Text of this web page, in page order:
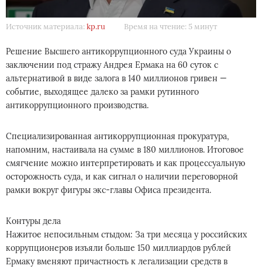
Источник материала: kp.ru Время на чтение: 5 минут
Решение Высшего антикоррупционного суда Украины о
заключении под стражу Андрея Ермака на 60 суток с
альтернативой в виде залога в 140 миллионов гривен —
событие, выходящее далеко за рамки рутинного
антикоррупционного производства.
Специализированная антикоррупционная прокуратура,
напомним, настаивала на сумме в 180 миллионов. Итоговое
смягчение можно интерпретировать и как процессуальную
осторожность суда, и как сигнал о наличии переговорной
рамки вокруг фигуры экс-главы Офиса президента.
Контуры дела
Нажитое непосильным стыдом: За три месяца у российских
коррупционеров изъяли больше 150 миллиардов рублей
Ермаку вменяют причастность к легализации средств в